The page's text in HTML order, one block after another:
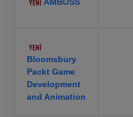
Bloomsbury
Packt Game
Development
and Animation